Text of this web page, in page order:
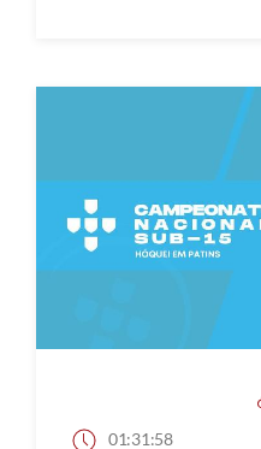
01:31:58